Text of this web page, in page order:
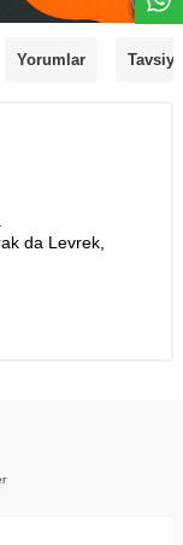
Yorumlar
da Levrek,